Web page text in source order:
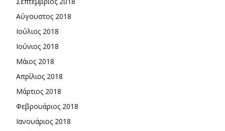
Αύγουστος 2018
Ιούλιος 2018
Ιούνιος 2018
Μάιος 2018
Απρίλιος 2018
Μάρτιος 2018
Φεβρουάριος 2018
Ιανουάριος 2018